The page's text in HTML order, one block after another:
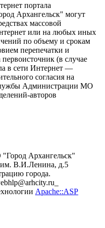
портала
Архангельск" могут
массовой
или на любых иных
по объему и срокам
перепечатки и
первоисточник (в случае
в сети Интернет —
согласия на
Администрации МО
авторов
Архангельск"
им. В.И.Ленина, д.5
города.
Apache::ASP